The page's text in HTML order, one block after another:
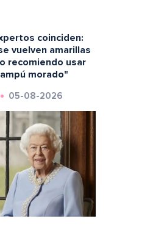
coinciden:
vuelven amarillas
recomiendo usar
morado"
05-08-2026